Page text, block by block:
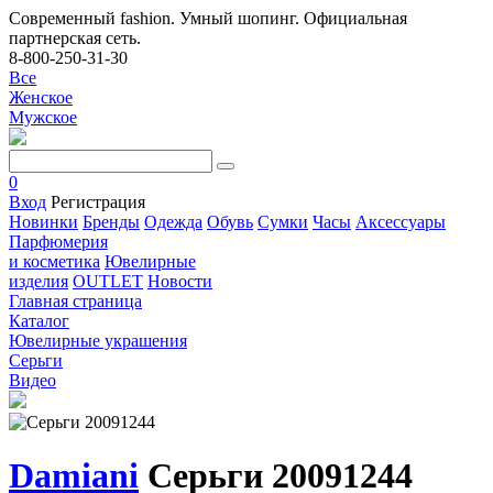
Современный fashion. Умный шопинг. Официальная
партнерская сеть.
8-800-250-31-30
Все
Женское
Мужское
0
Вход Регистрация
Новинки Бренды Одежда Обувь Сумки Часы Аксессуары
Парфюмерия
и косметика Ювелирные
изделия OUTLET Новости
Главная страница
Каталог
Ювелирные украшения
Серьги
Видео
Damiani Серьги 20091244